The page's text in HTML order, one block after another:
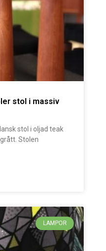
stol i massiv
stol i oljad teak
Stolen
LAMPOR